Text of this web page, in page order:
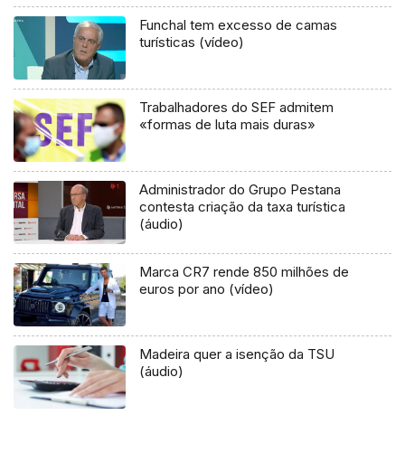
Funchal tem excesso de camas
turísticas (vídeo)
Trabalhadores do SEF admitem
«formas de luta mais duras»
Administrador do Grupo Pestana
contesta criação da taxa turística
(áudio)
Marca CR7 rende 850 milhões de
euros por ano (vídeo)
Madeira quer a isenção da TSU
(áudio)